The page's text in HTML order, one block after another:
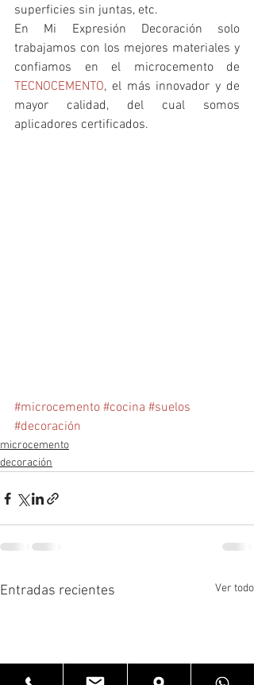
superficies sin juntas, etc.
En Mi Expresión Decoración solo
trabajamos con los mejores materiales y
TECNOCEMENTO, el más innovador y de
mayor calidad, del cual somos
aplicadores certificados.
#microcemento #cocina #suelos
#decoración
microcemento
decoración
Entradas recientes Ver todo